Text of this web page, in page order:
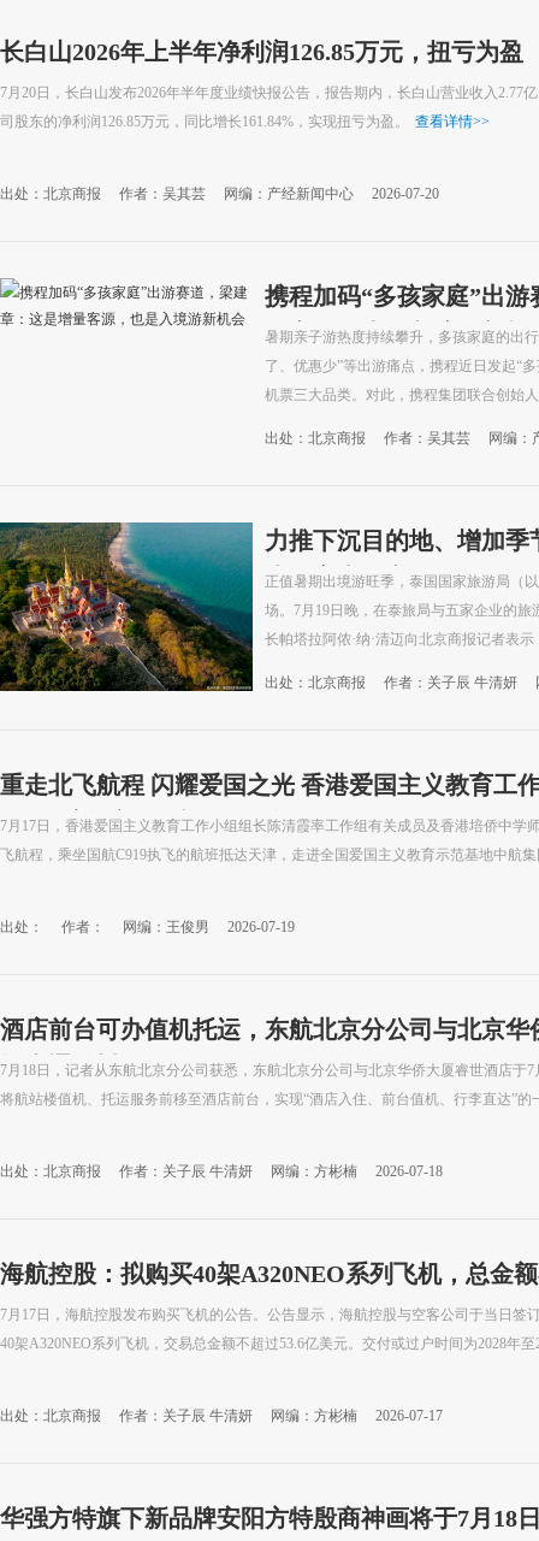
长白山2026年上半年净利润126.85万元，扭亏为盈
7月20日，长白山发布2026年半年度业绩快报公告，报告期内，长白山营业收入2.77
司股东的净利润126.85万元，同比增长161.84%，实现扭亏为盈。
查看详情>>
出处：北京商报 作者：吴其芸 网编：产经新闻中心 2026-07-20
携程加码“多孩家庭”出
量客源，也是入境游新机
暑期亲子游热度持续攀升，多孩家庭的出
了、优惠少”等出游痛点，携程近日发起“
机票三大品类。对此，携程集团联合创始
出处：北京商报 作者：吴其芸 网编：
力推下沉目的地、增加
步押宝中国市场
正值暑期出境游旺季，泰国国家旅游局（
场。7月19日晚，在泰旅局与五家企业的
长帕塔拉阿侬·纳·清迈向北京商报记者表
出处：北京商报 作者：关子辰 牛清妍
重走北飞航程 闪耀爱国之光 香港爱国主义教育工
团“两航起义”展馆开展研学
7月17日，香港爱国主义教育工作小组组长陈清霞率工作组有关成员及香港培侨中学
飞航程，乘坐国航C919执飞的航班抵达天津，走进全国爱国主义教育示范基地中航集
出处： 作者： 网编：王俊男 2026-07-19
酒店前台可办值机托运，东航北京分公司与北京华
酒直通”计划
7月18日，记者从东航北京分公司获悉，东航北京分公司与北京华侨大厦睿世酒店于7
将航站楼值机、托运服务前移至酒店前台，实现“酒店入住、前台值机、行李直达”的
出处：北京商报 作者：关子辰 牛清妍 网编：方彬楠 2026-07-18
海航控股：拟购买40架A320NEO系列飞机，总金
7月17日，海航控股发布购买飞机的公告。公告显示，海航控股与空客公司于当日签
40架A320NEO系列飞机，交易总金额不超过53.6亿美元。交付或过户时间为2028年至
出处：北京商报 作者：关子辰 牛清妍 网编：方彬楠 2026-07-17
华强方特旗下新品牌安阳方特殷商神画将于7月18